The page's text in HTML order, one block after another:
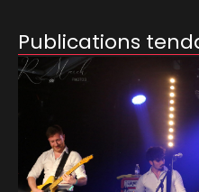
Publications